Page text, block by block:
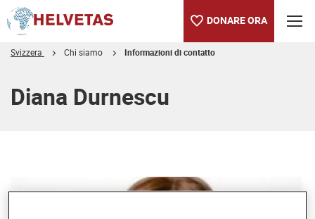
DONARE ORA
Svizzera Chi siamo Informazioni di contatto
Diana Durnescu